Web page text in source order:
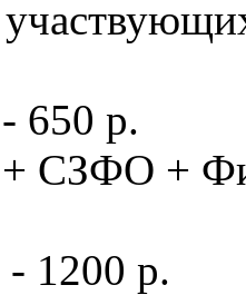
650 р.
+ СЗФО +
1200 р.